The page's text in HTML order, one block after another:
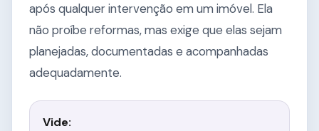
após qualquer intervenção em um imóvel. Ela
não proíbe reformas, mas exige que elas sejam
planejadas, documentadas e acompanhadas
adequadamente.
Vide: